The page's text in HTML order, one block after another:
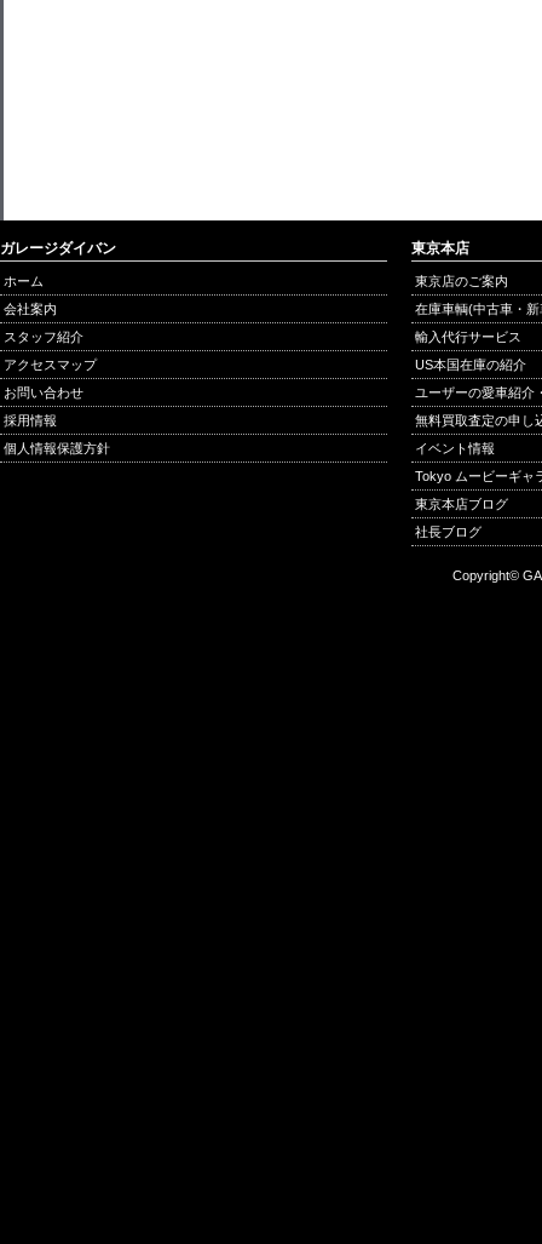
ガレージダイバン
ホーム
会社案内
スタッフ紹介
アクセスマップ
お問い合わせ
採用情報
個人情報保護方針
東京本店
東京店のご案内
在庫車輌(中古車・
輸入代行サービス
US本国在庫の紹介
ユーザーの愛車紹介
無料買取査定の申し
イベント情報
Tokyo ムービーギャ
東京本店ブログ
社長ブログ
Copyright©